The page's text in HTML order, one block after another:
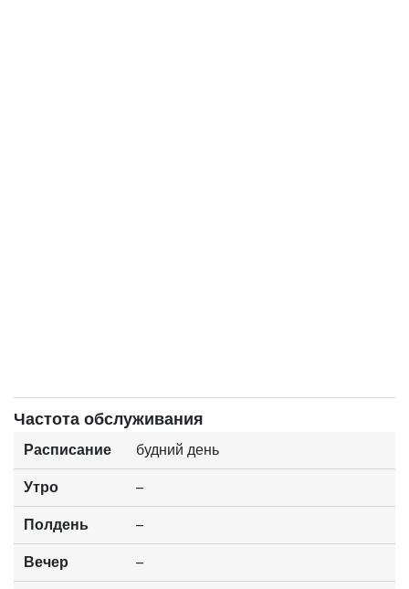
Частота обслуживания
Расписание будний день
Утро --
Полдень --
Вечер --